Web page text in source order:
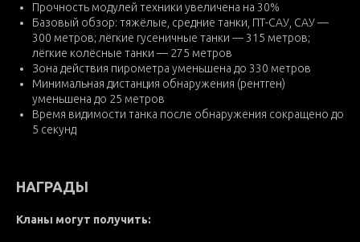
Прочность модулей техники увеличена на 30%
Базовый обзор: тяжёлые, средние танки, ПТ-САУ, САУ —
300 метров; лёгкие гусеничные танки — 315 метров;
лёгкие колёсные танки — 275 метров
Зона действия пирометра уменьшена до 330 метров
Минимальная дистанция обнаружения (рентген)
уменьшена до 25 метров
Время видимости танка после обнаружения сокращено до
5 секунд
НАГРАДЫ
Кланы могут получить: